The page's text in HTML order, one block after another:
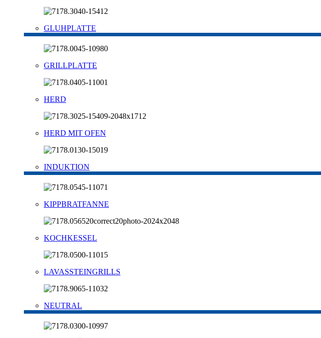
GLUHPLATTE
GRILLPLATTE
HERD
HERD MIT OFEN
INDUKTION
KIPPBRATFANNE
KOCHKESSEL
LAVASSTEINGRILLS
NEUTRAL